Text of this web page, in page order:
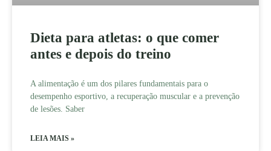
Dieta para atletas: o que comer
antes e depois do treino
A alimentação é um dos pilares fundamentais para o
desempenho esportivo, a recuperação muscular e a prevenção
de lesões. Saber
LEIA MAIS »